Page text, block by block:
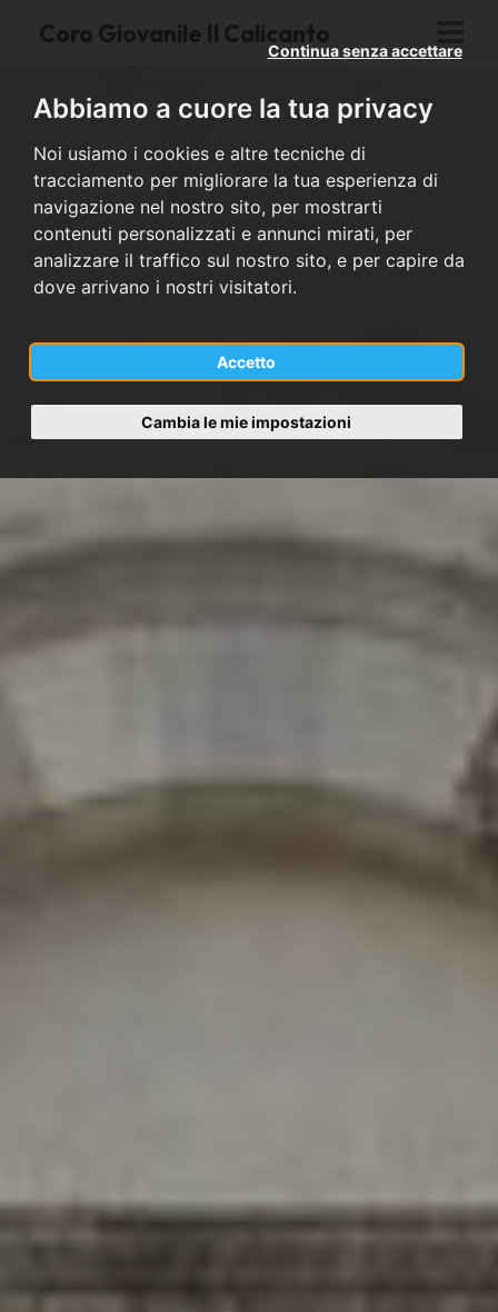
Abbiamo a cuore la tua privacy
Noi usiamo i cookies e altre tecniche di
tracciamento per migliorare la tua esperienza di
navigazione nel nostro sito, per mostrarti
contenuti personalizzati e annunci mirati, per
analizzare il traffico sul nostro sito, e per capire da
dove arrivano i nostri visitatori.
Accetto
Continua senza accettare
Cambia le mie impostazioni
Coro Giovanile Il Calicanto